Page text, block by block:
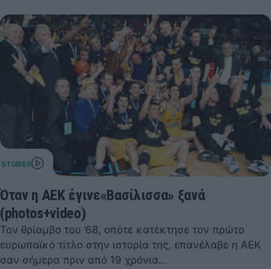
Όταν η ΑΕΚ έγινε«Βασίλισσα» ξανά
(photos+video)
Τον θρίαμβο του ’68, οπότε κατέκτησε τον πρώτο
ευρωπαϊκό τίτλο στην ιστορία της, επανέλαβε η ΑΕΚ
σαν σήμερα πριν από 19 χρόνια…